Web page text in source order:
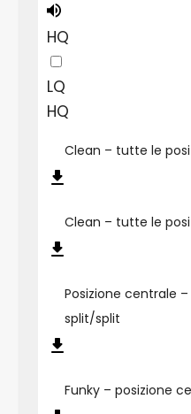
HQ
LQ
HQ
Clean – tutte le
Clean – tutte le
Posizione centrale
split/split
Funky – posizione